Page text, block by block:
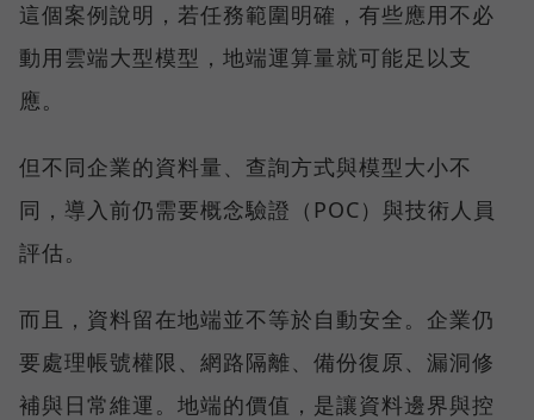
這個案例說明，若任務範圍明確，有些應用不必
動用雲端大型模型，地端運算量就可能足以支
應。
但不同企業的資料量、查詢方式與模型大小不
同，導入前仍需要概念驗證（POC）與技術人員
評估。
而且，資料留在地端並不等於自動安全。企業仍
要處理帳號權限、網路隔離、備份復原、漏洞修
補與日常維運。地端的價值，是讓資料邊界與控